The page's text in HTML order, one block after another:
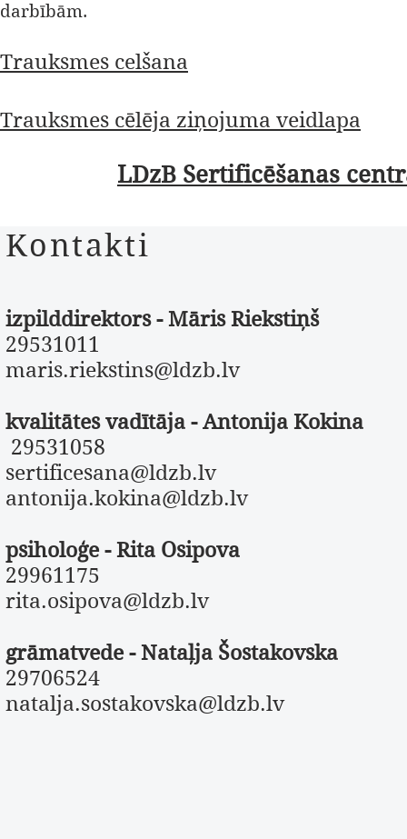
darbībām.
Trauksmes celšana
Trauksmes cēlēja ziņojuma veidlapa
LDzB Sertificēšanas
Kontakti
izpilddirektors - Māris Riekstiņš
29531011
maris.riekstins@ldzb.lv
kvalitātes vadītāja -Antonija Kokina
29531058
sertificesana@ldzb.lv
antonija.kokina@ldzb.lv
psiholoģe -Rita Osipova
29961175
rita.osipova@ldzb.lv
grāmatvede -Nataļja Šostakovska
29706524
natalja.sostakovska@ldzb.lv